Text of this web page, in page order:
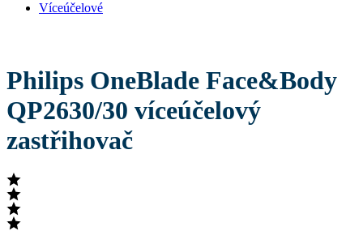
Víceúčelové
Philips OneBlade Face&Body
QP2630/30 víceúčelový
zastřihovač